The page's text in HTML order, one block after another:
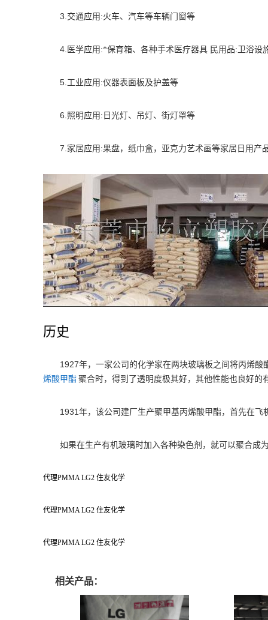
3. 交通应用 :火车、汽车等车辆门窗等
4. 医学应用 :*保育箱、各种手术医疗器具 民用品: 卫浴
5. 工业应用 :仪器表面板及护盖等
6. 照明应用 : 日光灯、吊灯、街灯罩等
7. 家居应用 :果盘，纸巾盒，亚克力艺术画等家居日用产
历史
1927年，一家公司的化学家在两块玻璃板之间将丙烯酸
烯酸甲酯 聚合时，得到了透明度极其好，其他性能也良好的
1931 年，该公司建厂生产聚甲基丙烯酸甲酯，首先在飞
如果在生产有机玻璃时加入各种染色剂，就可以聚合成
代理PMMA LG2 住友化学
代理PMMA LG2 住友化学
代理PMMA LG2 住友化学
相关产品：